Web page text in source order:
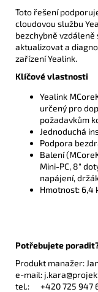
Toto řešení
cloudovou službu
bezchybně
aktualizovat a
zařízení Yealink.
Klíčové vlastnosti
Yealink
určený pro
požadavkům
Jednoduchá
Podpora
Balení
Mini-PC, 8"
napájení,
Hmotnost: 6,4
Potřebujete
Produkt manažer:
e-mail:
tel.: +420 725 947